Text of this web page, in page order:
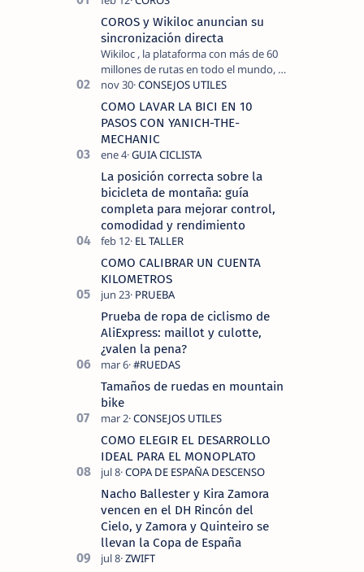
COROS y Wikiloc anuncian su
sincronización directa
Wikiloc , la plataforma con más de 60
millones de rutas en todo el mundo, y
COROS , marca de dispositivos GPS
reconocida mundialmente por su
tecnolo…
COMO LAVAR LA BICI EN 10
PASOS CON YANICH-THE-
MECHANIC
La posición correcta sobre la
bicicleta de montaña: guía
completa para mejorar control,
comodidad y rendimiento
COMO CALIBRAR UN CUENTA
KILOMETROS
Prueba de ropa de ciclismo de
AliExpress: maillot y culotte,
¿valen la pena?
Tamaños de ruedas en mountain
bike
COMO ELEGIR EL DESARROLLO
IDEAL PARA EL MONOPLATO
Nacho Ballester y Kira Zamora
vencen en el DH Rincón del
Cielo, y Zamora y Quinteiro se
llevan la Copa de España